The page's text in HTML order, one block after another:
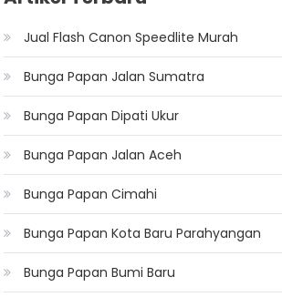
Jual Flash Canon Speedlite Murah
Bunga Papan Jalan Sumatra
Bunga Papan Dipati Ukur
Bunga Papan Jalan Aceh
Bunga Papan Cimahi
Bunga Papan Kota Baru Parahyangan
Bunga Papan Bumi Baru